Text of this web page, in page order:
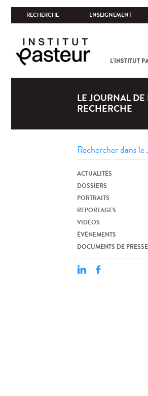
RECHERCHE ENSEIGNEMENT
L'INSTITUT
LE JOURNAL DE
RECHERCHE
ACTUALITÉS
DOSSIERS
PORTRAITS
REPORTAGES
VIDÉOS
ÉVÉNEMENTS
DOCUMENTS DE PRESSE